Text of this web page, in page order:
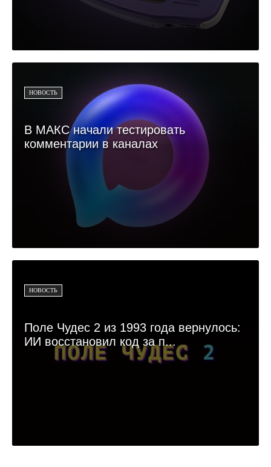
НОВОСТЬ
В МАКС начали тестировать
комментарии в каналах
НОВОСТЬ
Поле Чудес 2 из 1993 года вернулось:
ИИ восстановил код за п...